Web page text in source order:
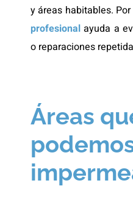
y áreas habitables.
profesional ayuda a
o reparaciones
Áreas